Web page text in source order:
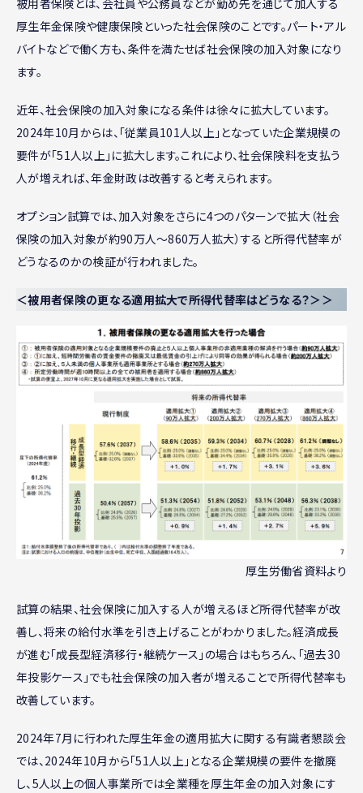
被用者保険とは、会社員や公務員などが勤め先を通じて加入する
厚生年金保険や健康保険といった社会保険のことです。パート・アル
バイトなどで働く方も、条件を満たせば社会保険の加入対象になり
ます。
近年、社会保険の加入対象になる条件は徐々に拡大しています。
2024年10月からは、「従業員101人以上」となっていた企業規模の
要件が「51人以上」に拡大します。これにより、社会保険料を支払う
人が増えれば、年金財政は改善すると考えられます。
オプション試算では、加入対象をさらに4つのパターンで拡大（社会
保険の加入対象が約90万人～860万人拡大）すると所得代替率が
どうなるのかの検証が行われました。
＜被用者保険の更なる適用拡大で所得代替率はどうなる？＞＞
厚生労働省資料より
試算の結果、社会保険に加入する人が増えるほど所得代替率が改
善し、将来の給付水準を引き上げることがわかりました。経済成長
が進む「成長型経済移行・継続ケース」の場合はもちろん、「過去30
年投影ケース」でも社会保険の加入者が増えることで所得代替率も
改善しています。
2024年7月に行われた厚生年金の適用拡大に関する有識者懇談会
では、2024年10月から「51人以上」となる企業規模の要件を撤廃
し、5人以上の個人事業所では全業種を厚生年金の加入対象にす